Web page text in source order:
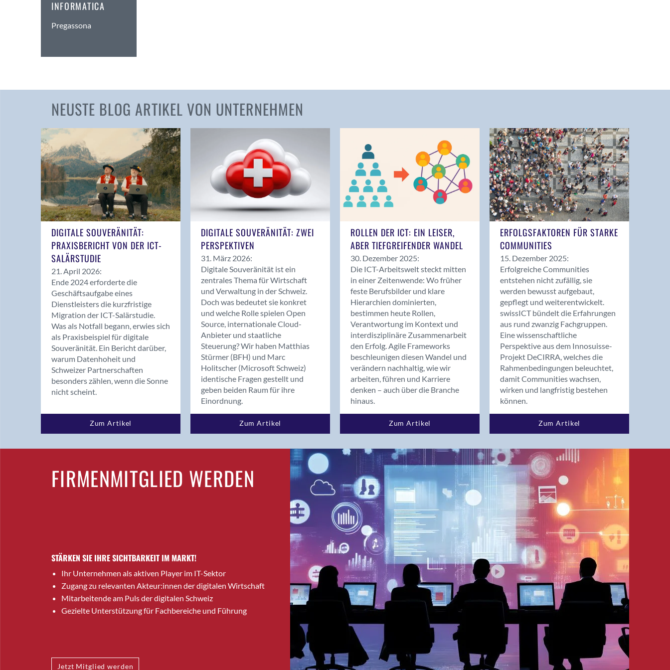
Benken (SG)
Bergdietikon
Berlin
Bern - Liebefeld
Bern-Zollikofen
Biel/Bienne
Birsfelden
Bonstetten
Bottighofen
Bremgarten bei Bern
Bronschhofen
Brugg
Brugg AG
Brütten
Bubendorf
Bubikon
Buchs (SG)
Burgdorf
Bäretswil
Bülach
Davos Platz 1
INFORMATICA
Pregassona
NEUSTE BLOG ARTIKEL VON UNTERNEHMEN
DIGITALE SOUVERÄNITÄT:
PRAXISBERICHT VON DER ICT-
SALÄRSTUDIE
21. April 2026:
Ende 2024 erforderte die
Geschäftsaufgabe eines
Dienstleisters die kurzfristige
Migration der ICT-Salärstudie.
Was als Notfall begann, erwies sich
als Praxisbeispiel für digitale
Souveränität. Ein Bericht darüber,
warum Datenhoheit und
Schweizer Partnerschaften
besonders zählen, wenn die Sonne
nicht scheint.
Zum Artikel
DIGITALE SOUVERÄNITÄT: ZWEI
PERSPEKTIVEN
31. März 2026:
Digitale Souveränität ist ein
zentrales Thema für Wirtschaft
und Verwaltung in der Schweiz.
Doch was bedeutet sie konkret
und welche Rolle spielen Open
Source, internationale Cloud-
Anbieter und staatliche
Steuerung? Wir haben Matthias
Stürmer (BFH) und Marc
Holitscher (Microsoft Schweiz)
identische Fragen gestellt und
geben beiden Raum für ihre
Einordnung.
Zum Artikel
ROLLEN DER ICT: EIN LEISER,
ABER TIEFGREIFENDER WANDEL
30. Dezember 2025:
Die ICT-Arbeitswelt steckt mitten
in einer Zeitenwende: Wo früher
feste Berufsbilder und klare
Hierarchien dominierten,
bestimmen heute Rollen,
Verantwortung im Kontext und
interdisziplinäre Zusammenarbeit
den Erfolg. Agile Frameworks
beschleunigen diesen Wandel und
verändern nachhaltig, wie wir
arbeiten, führen und Karriere
denken – auch über die Branche
hinaus.
Zum Artikel
ERFOLGSFAKTOREN FÜR STARKE
COMMUNITIES
15. Dezember 2025:
Erfolgreiche Communities
entstehen nicht zufällig, sie
werden bewusst aufgebaut,
gepflegt und weiterentwickelt.
swissICT bündelt die Erfahrungen
aus rund zwanzig Fachgruppen.
Eine wissenschaftliche
Perspektive aus dem Innosuisse-
Projekt DeCIRRA, welches die
Rahmenbedingungen beleuchtet,
damit Communities wachsen,
wirken und langfristig bestehen
können.
Zum Artikel
FIRMENMITGLIED WERDEN
STÄRKEN SIE IHRE SICHTBARKEIT IM MARKT!
Ihr Unternehmen als aktiven Player im IT-Sektor
Zugang zu relevanten Akteur:innen der digitalen Wirtschaft
Mitarbeitende am Puls der digitalen Schweiz
Gezielte Unterstützung für Fachbereiche und Führung
Jetzt Mitglied werden